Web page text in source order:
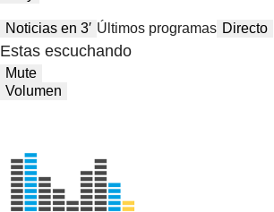
Noticias en 3′ Últimos programas Directo
Estas escuchando
Mute
Volumen